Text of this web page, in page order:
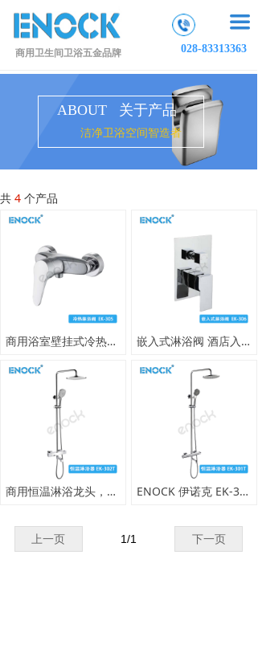
끀
商用卫生间卫浴五金品牌 028-83313363
ABOUT 关于产品
洁净卫浴空间智造者
共 4 个产品
商用浴室壁挂式冷热水龙头 黄铜材质酒店浴场淋浴龙头 嵌入式淋浴阀 酒店入墙式隐藏花洒阀体
商用恒温淋浴龙头，酒店浴场恒温淋浴器，全铜阀体恒温花洒龙头 ENOCK 伊诺克 EK-301T 恒温淋浴器 精铜镀铬防烫恒温花洒阀
上一页 下一页
1/1